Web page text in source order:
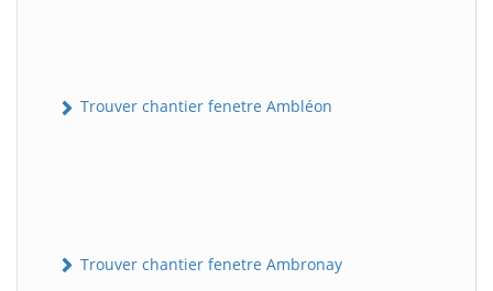
Trouver chantier fenetre Ambléon
Trouver chantier fenetre Ambronay